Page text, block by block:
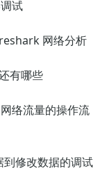
试
网络分析
有哪些
络流量的操作流
到修改数据的调试